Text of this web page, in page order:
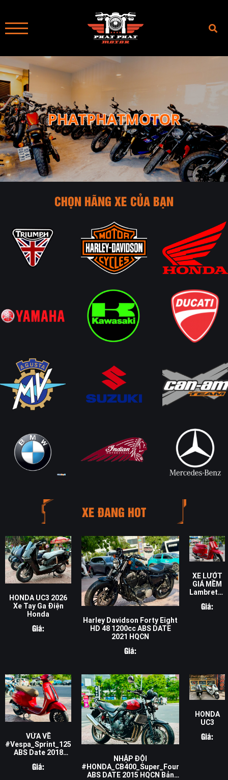
CHỌN HÃNG XE CỦA BẠN
XE ĐANG HOT
HONDA UC3 2026
Xe Tay Ga Điện
Honda
Giá:
Harley Davidson Forty Eight
HD 48 1200cc ABS DATE
2021 HQCN
Giá:
XE LƯỚT
GIÁ MỀM
Lambretta
FULL ĐỎ
Giá:
VỪA VỀ
#Vespa_Sprint_125
ABS Date 2018
Đúng Chất Zin,
Giá:
NHẬP ĐỘI
#HONDA_CB400_Super_Four
ABS DATE 2015 HQCN Bản
HONDA
UC3
Giá: